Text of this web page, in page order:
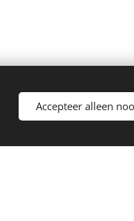
door een modernere
Accepteer alleen